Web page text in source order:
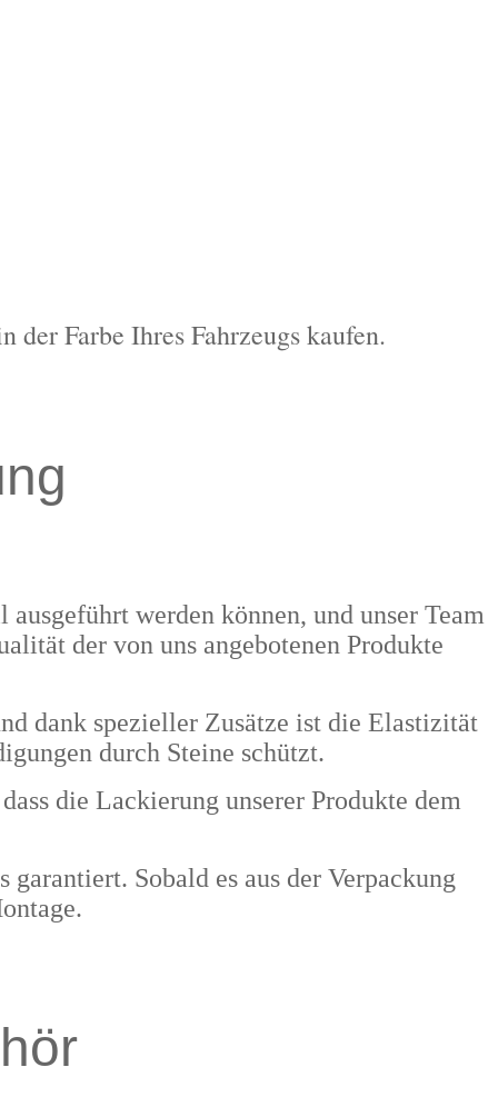
Farbe Ihres Fahrzeugs kaufen.
werden können, und unser Team
der von uns angebotenen Produkte
dank spezieller Zusätze ist die Elastizität
durch Steine schützt.
die Lackierung unserer Produkte dem
Sobald es aus der Verpackung